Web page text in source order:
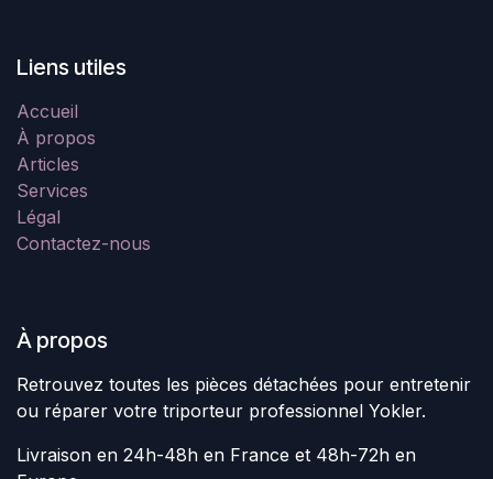
Liens utiles
Accueil
À propos
Articles
Services
Légal
Contactez-nous
À propos
Retrouvez toutes les pièces détachées pour entretenir
ou réparer votre triporteur professionnel Yokler.
Livraison en 24h-48h en France et 48h-72h en